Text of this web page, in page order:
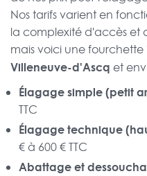
Nos tarifs varient en
la complexité d'accès et
mais voici une
Villeneuve-d'Ascq et
Élagage simple (petit
TTC
Élagage technique
€ à 600 € TTC
Abattage et